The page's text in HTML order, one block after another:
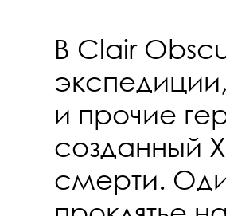
В Clair
и прочие
созданный
смерти.